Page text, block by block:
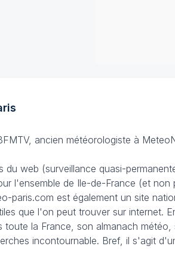
ancien météorologiste à
web (surveillance quasi-
l'ensemble de Ile-de-France (et non
paris.com est également un site
que l'on peut trouver sur internet.
la France, son almanach météo,
incontournable. Bref, il s'agit